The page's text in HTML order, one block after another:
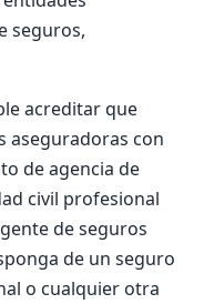
seguros,
acreditar que
aseguradoras con
de agencia de
civil profesional
de seguros
de un seguro
o cualquier otra